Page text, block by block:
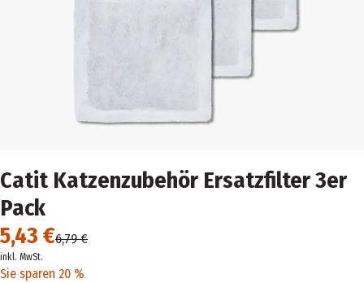
Catit Katzenzubehör Ersatzfilter 3er
Pack
5,43 €6,79 €
inkl. MwSt.
Sie sparen 20 %